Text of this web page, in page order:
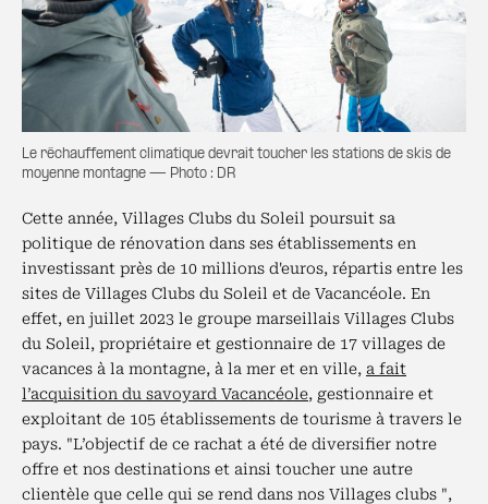
Le réchauffement climatique devrait toucher les stations de skis de
moyenne montagne — Photo : DR
Cette année, Villages Clubs du Soleil poursuit sa
politique de rénovation dans ses établissements en
investissant près de 10 millions d'euros, répartis entre les
sites de Villages Clubs du Soleil et de Vacancéole. En
effet, en juillet 2023 le groupe marseillais Villages Clubs
du Soleil, propriétaire et gestionnaire de 17 villages de
vacances à la montagne, à la mer et en ville, a fait
l’acquisition du savoyard Vacancéole, gestionnaire et
exploitant de 105 établissements de tourisme à travers le
pays. "L’objectif de ce rachat a été de diversifier notre
offre et nos destinations et ainsi toucher une autre
clientèle que celle qui se rend dans nos Villages clubs ",